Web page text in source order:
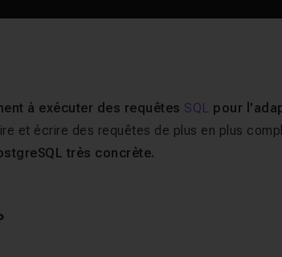
à exécuter des requêtes SQL pour
et écrire des requêtes de plus en plus
très concrète.